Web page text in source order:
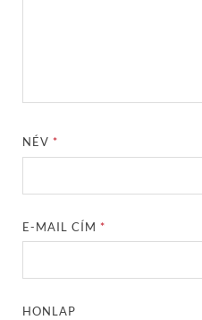
NÉV*
E-MAIL CÍM*
HONLAP